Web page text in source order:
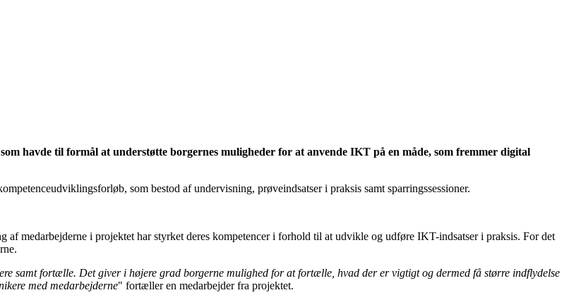
havde til formål at understøtte borgernes muligheder for at anvende IKT på en måde, som fremmer digital
som bestod af undervisning, prøveindsatser i praksis samt sparringssessioner.
af medarbejderne i projektet har styrket deres kompetencer i forhold til at udvikle og udføre IKT-indsatser i praksis. For det
samt fortælle. Det giver i højere grad borgerne mulighed for at fortælle, hvad der er vigtigt og dermed få større indflydelse
med medarbejderne" fortæller en medarbejder fra projektet.